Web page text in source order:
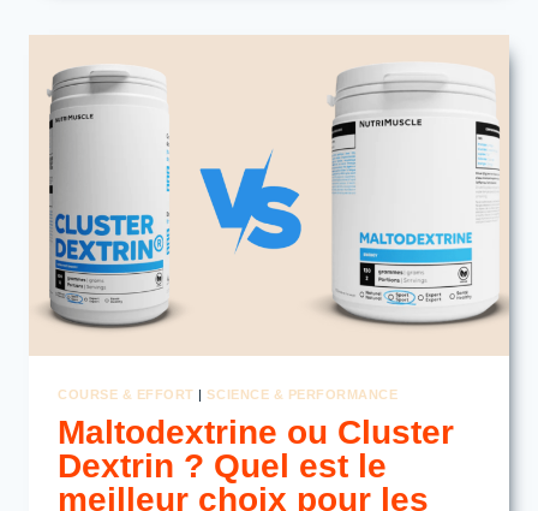
SUBSTRAT
ÉNERGÉTIQUE
?
COURSE & EFFORT |SCIENCE & PERFORMANCE
Maltodextrine ou Cluster
Dextrin ? Quel est le
meilleur choix pour les